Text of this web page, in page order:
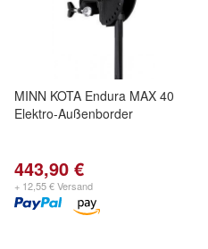
MINN KOTA Endura MAX 40
Elektro-Außenborder
443,90 €
+ 12,55 € Versand